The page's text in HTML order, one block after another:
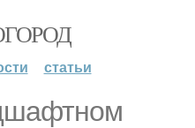
статьи